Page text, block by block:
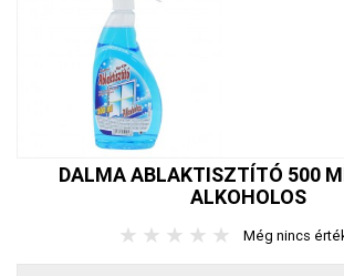
DALMA ABLAKTISZTÍTÓ 500
ALKOHOLOS
★ ★ ★ ★ ★ Még nincs